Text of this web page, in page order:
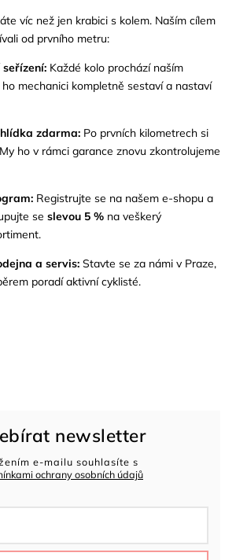
víc než jen krabici s kolem. Naším cílem
od prvního metru:
Každé kolo prochází naším
mechanici kompletně sestaví a nastaví
zdarma: Po prvních kilometrech si
ho v rámci garance znovu zkontrolujeme
Registrujte se na našem e-shopu a
se slevou 5 % na veškerý
a servis: Stavte se za námi v Praze,
poradí aktivní cyklisté.
newsletter
e-mailu souhlasíte s
ochrany osobních údajů